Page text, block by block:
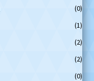
(0)
(1)
(2)
(2)
(0)